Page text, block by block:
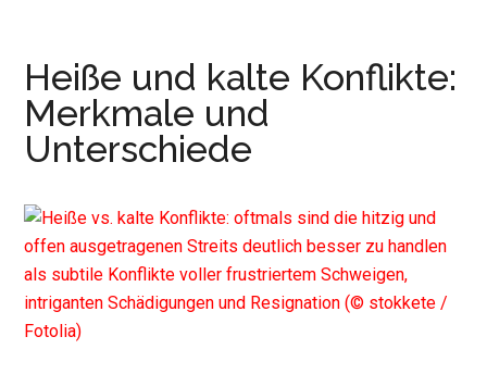
Heiße und kalte Konflikte:
Merkmale und
Unterschiede